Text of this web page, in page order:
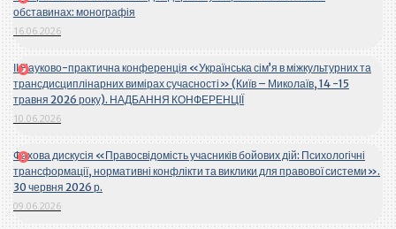
обставинах: монографія
16.06.2026
ІІ Науково-практична конференція «Українська сім’я в міжкультурних та
трансдисциплінарних вимірах сучасності» (Київ – Миколаїв, 14 -15
травня 2026 року). НАДБАННЯ КОНФЕРЕНЦІЇ
10.06.2026
Фахова дискусія «Правосвідомість учасників бойових дій: Психологічні
трансформації, нормативні конфлікти та виклики для правової системи».
30 червня 2026 р.
09.06.2026